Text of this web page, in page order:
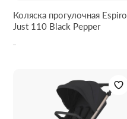
Коляска прогулочная Espiro
Just 110 Black Pepper